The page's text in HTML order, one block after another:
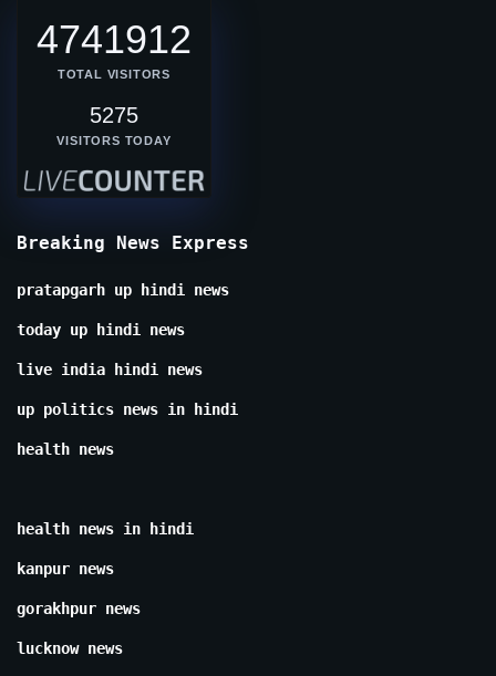
4741912
TOTAL VISITORS
5275
VISITORS TODAY
Breaking News Express
pratapgarh up hindi news
today up hindi news
live india hindi news
up politics news in hindi
health news
health news in hindi
kanpur news
gorakhpur news
lucknow news